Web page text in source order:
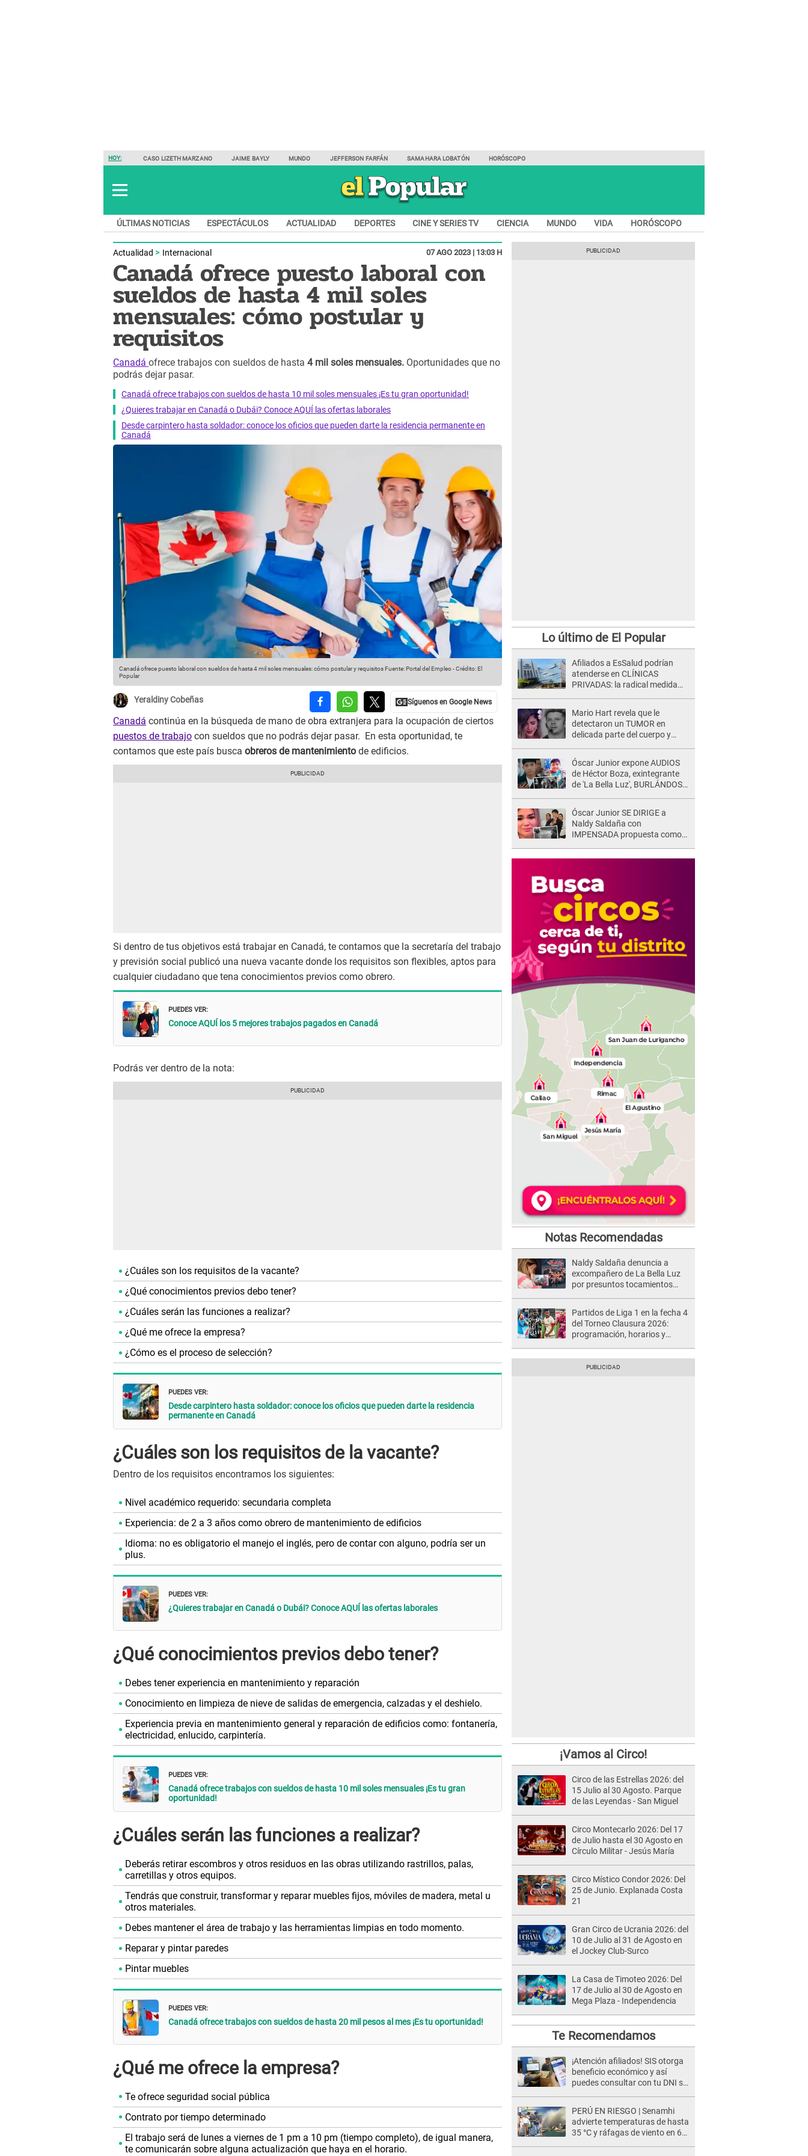
HOY: CASO LIZETH MARZANO JAIME BAYLY MUNDO JEFFERSON FARFÁN SAMAHARA LOBATÓN HORÓSCOPO
ÚLTIMAS NOTICIAS ESPECTÁCULOS ACTUALIDAD DEPORTES CINE Y SERIES TV CIENCIA MUNDO VIDA HORÓSCOPO
Actualidad Internacional 07 AGO 2023 | 13:03 H
Canadá ofrece puesto laboral con
sueldos de hasta 4 mil soles
mensuales: cómo postular y
requisitos
Canadá ofrece trabajos con sueldos de hasta 4 mil soles mensuales. Oportunidades que no
podrás dejar pasar.
Canadá ofrece trabajos con sueldos de hasta 10 mil soles mensuales ¡Es tu gran oportunidad!
¿Quieres trabajar en Canadá o Dubái? Conoce AQUÍ las ofertas laborales
Desde carpintero hasta soldador: conoce los oficios que pueden darte la residencia permanente en
Canadá
Canadá ofrece puesto laboral con sueldos de hasta 4 mil soles mensuales: cómo postular y requisitos Fuente: Portal del Empleo-Crédito: El
Popular
Yeraldiny Cobeñas
Canadá continúa en la búsqueda de mano de obra extranjera para la ocupación de ciertos
puestos de trabajo con sueldos que no podrás dejar pasar. En esta oportunidad, te
contamos que este país busca obreros de mantenimiento de edificios.
Si dentro de tus objetivos está trabajar en Canadá, te contamos que la secretaría del trabajo
y previsión social publicó una nueva vacante donde los requisitos son flexibles, aptos para
cualquier ciudadano que tena conocimientos previos como obrero.
PUEDES VER:
Conoce AQUÍ los 5 mejores trabajos pagados en Canadá
Podrás ver dentro de la nota:
¿Cuáles son los requisitos de la vacante?
¿Qué conocimientos previos debo tener?
¿Cuáles serán las funciones a realizar?
¿Qué me ofrece la empresa?
¿Cómo es el proceso de selección?
PUEDES VER:
Desde carpintero hasta soldador: conoce los oficios que pueden darte la residencia
permanente en Canadá
¿Cuáles son los requisitos de la vacante?
Dentro de los requisitos encontramos los siguientes:
Nivel académico requerido: secundaria completa
Experiencia: de 2 a 3 años como obrero de mantenimiento de edificios
Idioma: no es obligatorio el manejo el inglés, pero de contar con alguno, podría ser un
plus.
PUEDES VER:
¿Quieres trabajar en Canadá o Dubái? Conoce AQUÍ las ofertas laborales
¿Qué conocimientos previos debo tener?
Debes tener experiencia en mantenimiento y reparación
Conocimiento en limpieza de nieve de salidas de emergencia, calzadas y el deshielo.
Experiencia previa en mantenimiento general y reparación de edificios como: fontanería,
electricidad, enlucido, carpintería.
PUEDES VER:
Canadá ofrece trabajos con sueldos de hasta 10 mil soles mensuales ¡Es tu gran
oportunidad!
¿Cuáles serán las funciones a realizar?
Deberás retirar escombros y otros residuos en las obras utilizando rastrillos, palas,
carretillas y otros equipos.
Tendrás que construir, transformar y reparar muebles fijos, móviles de madera, metal u
otros materiales.
Debes mantener el área de trabajo y las herramientas limpias en todo momento.
Reparar y pintar paredes
Pintar muebles
PUEDES VER:
Canadá ofrece trabajos con sueldos de hasta 20 mil pesos al mes ¡Es tu oportunidad!
¿Qué me ofrece la empresa?
Te ofrece seguridad social pública
Contrato por tiempo determinado
El trabajo será de lunes a viernes de 1 pm a 10 pm (tiempo completo), de igual manera,
te comunicarán sobre alguna actualización que haya en el horario.
Lo último de El Popular
Afiliados a EsSalud podrían
atenderse en CLÍNICAS
PRIVADAS: la radical medida
Mario Hart revela que le
detectaron un TUMOR en
delicada parte del cuerpo y
muy fuertes..."
Óscar Junior expone AUDIOS
de Héctor Boza, exintegrante
de 'La Bella Luz', BURLÁNDOSE
de maltrato: "Grábame..."
Óscar Junior SE DIRIGE a
Naldy Saldaña con
IMPENSADA propuesta como
Notas Recomendadas
Naldy Saldaña denuncia a
excompañero de La Bella Luz
por presuntos tocamientos
Partidos de Liga 1 en la fecha 4
del Torneo Clausura 2026:
programación, horarios y
¡Vamos al Circo!
Circo de las Estrellas 2026: del
15 Julio al 30 Agosto. Parque
de las Leyendas - San Miguel
Circo Montecarlo 2026: Del 17
de Julio hasta el 30 Agosto en
Círculo Militar - Jesús María
Circo Místico Condor 2026: Del
25 de Junio. Explanada Costa
21
Gran Circo de Ucrania 2026: del
10 de Julio al 31 de Agosto en
el Jockey Club-Surco
La Casa de Timoteo 2026: Del
17 de Julio al 30 de Agosto en
Mega Plaza - Independencia
Te Recomendamos
¡Atención afiliados! SIS otorga
beneficio económico y así
puedes consultar con tu DNI si
PERÚ EN RIESGO | Senamhi
advierte temperaturas de hasta
35 °C y ráfagas de viento en 6